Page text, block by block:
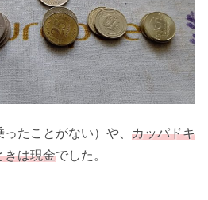
たことがない）や、 カッパドキ
きは現金でした。